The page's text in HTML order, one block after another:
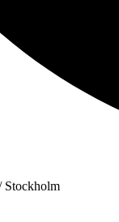
Stockholm